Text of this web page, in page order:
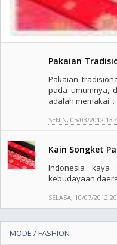
Pakaian
Pakaian
pada umumnya,
adalah memakai ..
SENIN, 05/03/2012
Kain Songket
Indonesia kaya
kebudayaan
SELASA, 10/07/2012
MODE / FASHION